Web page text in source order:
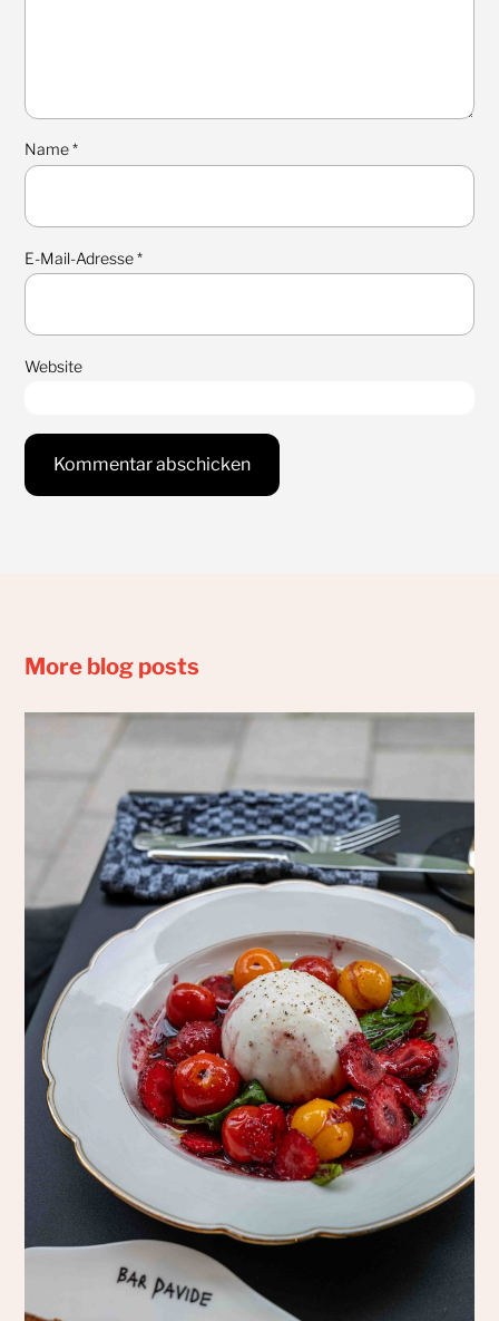
Name*
E-Mail-Adresse*
Website
More blog posts